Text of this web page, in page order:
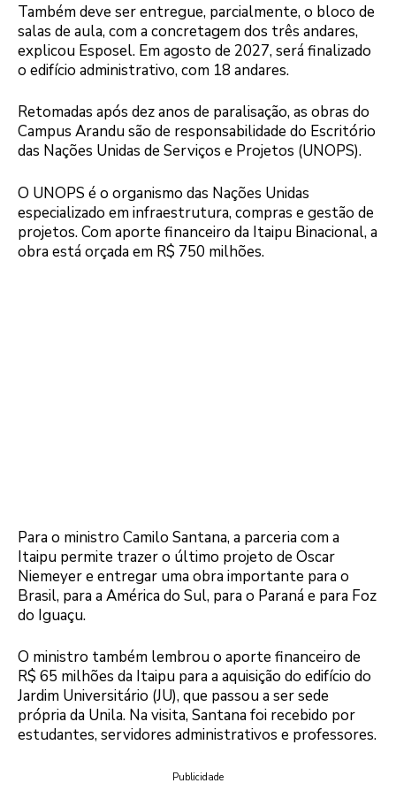
Também deve ser entregue, parcialmente, o bloco de
salas de aula, com a concretagem dos três andares,
explicou Esposel. Em agosto de 2027, será finalizado
o edifício administrativo, com 18 andares.
Retomadas após dez anos de paralisação, as obras do
Campus Arandu são de responsabilidade do Escritório
das Nações Unidas de Serviços e Projetos (UNOPS).
O UNOPS é o organismo das Nações Unidas
especializado em infraestrutura, compras e gestão de
projetos. Com aporte financeiro da Itaipu Binacional, a
obra está orçada em R$ 750 milhões.
Para o ministro Camilo Santana, a parceria com a
Itaipu permite trazer o último projeto de Oscar
Niemeyer e entregar uma obra importante para o
Brasil, para a América do Sul, para o Paraná e para Foz
do Iguaçu.
O ministro também lembrou o aporte financeiro de
R$ 65 milhões da Itaipu para a aquisição do edifício do
Jardim Universitário (JU), que passou a ser sede
própria da Unila. Na visita, Santana foi recebido por
estudantes, servidores administrativos e professores.
Publicidade